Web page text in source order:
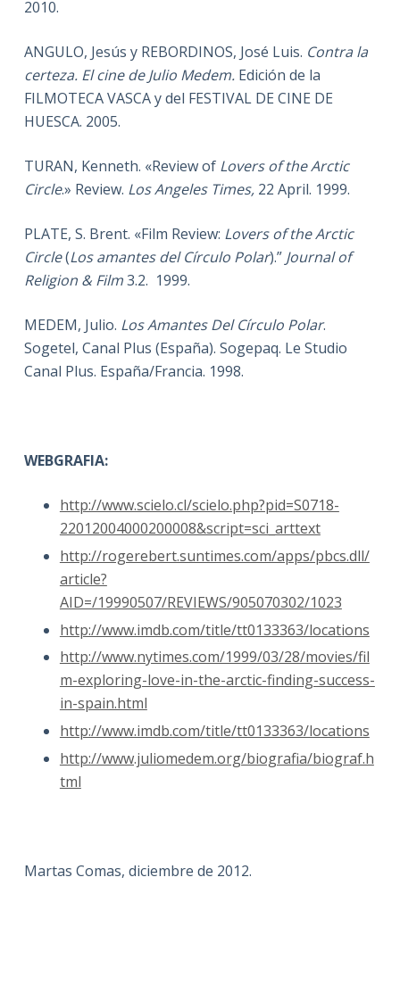
2010.
ANGULO, Jesús y REBORDINOS, José Luis. Contra la
certeza. El cine de Julio Medem.Edición de la
FILMOTECA VASCA y del FESTIVAL DE CINE DE
HUESCA. 2005.
TURAN, Kenneth. «Review ofLovers of the Arctic
Circle.» Review. Los Angeles Times,22 April. 1999.
PLATE, S. Brent. «Film Review: Lovers of the Arctic
Circle(Los amantes del Círculo Polar).” Journal of
Religion & Film3.2. 1999.
MEDEM, Julio. Los Amantes Del Círculo Polar.
Sogetel, Canal Plus (España). Sogepaq. Le Studio
Canal Plus. España/Francia. 1998.
WEBGRAFIA:
http://www.scielo.cl/scielo.php?pid=S0718-
22012004000200008&script=sci_arttext
http://rogerebert.suntimes.com/apps/pbcs.dll/
article?
AID=/19990507/REVIEWS/905070302/1023
http://www.imdb.com/title/tt0133363/locations
http://www.nytimes.com/1999/03/28/movies/fil
m-exploring-love-in-the-arctic-finding-success-
in-spain.html
http://www.imdb.com/title/tt0133363/locations
http://www.juliomedem.org/biografia/biograf.h
tml
Martas Comas, diciembre de 2012.